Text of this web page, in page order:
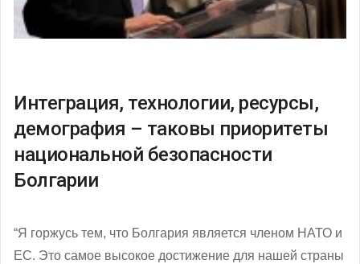
Интеграция, технологии, ресурсы,
демография – таковы приоритеты
национальной безопасности
Болгарии
“Я горжусь тем, что Болгария является членом НАТО и
ЕС. Это самое высокое достижение для нашей страны